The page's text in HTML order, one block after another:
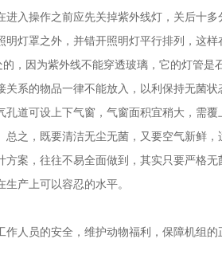
入操作之前应先关掉紫外线灯，关后十多
灯罩之外，并错开照明灯平行排列，这
，因为紫外线不能穿透玻璃，它的灯管是
系的物品一律不能放入，以利保持无菌
道可设上下气窗，气窗面积宜稍大，需
之，既要清洁无尘无菌，又要空气新鲜
案，往往不易全面做到，其实只要严格
产上可以容忍的水平。
作人员的安全，维护动物福利，保障机组